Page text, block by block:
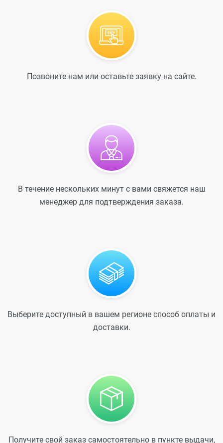
Позвоните нам или оставьте заявку на сайте.
В течение нескольких минут с вами свяжется наш
менеджер для подтверждения заказа.
Выберите доступный в вашем регионе способ оплаты и
доставки.
Получите свой заказ самостоятельно в пункте выдачи,